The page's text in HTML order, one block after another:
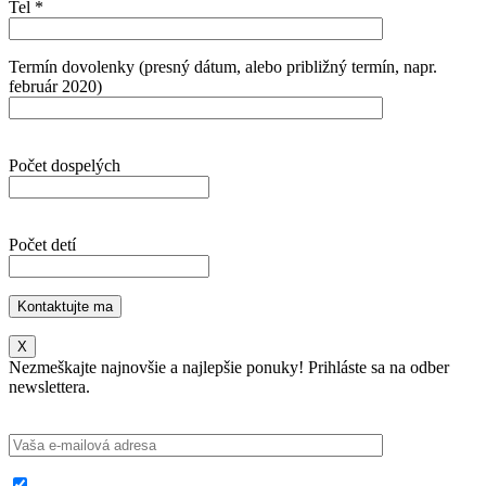
Tel *
Termín dovolenky (presný dátum, alebo približný termín, napr.
február 2020)
Počet dospelých
Počet detí
X
Nezmeškajte najnovšie a najlepšie ponuky! Prihláste sa na odber
newslettera.